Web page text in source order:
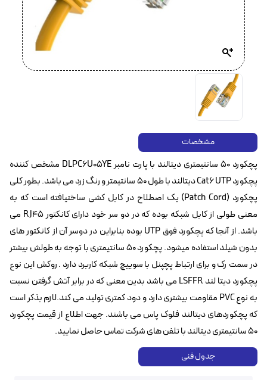
مشخصات
پچکورد 50 سانتیمتری دیتالند با پارت نامبر DLPC6U05YE مشخص کننده
پچکورد Cat6 UTP‌ دیتالند با طول 50 سانتیمتر و رنگ زرد می باشد. بطور کلی
پچکورد (Patch Cord) یک اصطلاح در کابل کشی ساختیافته است که به
معنی طولی از کابل شبکه بوده که در دو سر خود دارای کانکتور RJ45 می
باشد. از آنجا که پچکورد فوق UTP بوده بنابراین در دوسر آن از کانکتور های
بدون شیلد استفاده میشود. پچکورد 50 سانتیمتری با توجه به طولش بیشتر
در سمت رک و برای ارتباط پچپنل با سوییچ شبکه کاربرد دارد . روکش این نوع
پچکورد دیتا لند LSFFR می باشد بدین معنی که در برابر آتش گرفتن نسبت
به نوع PVC مقاومت بیشتری دارد و دود کمتری تولید می کند.لازم بذکر است
که پچکوردهای دیتالند فلوک پاس می باشند. جهت اطلاع از قیمت پچکورد
50 سانتیمتری دیتالند با تلفن های شرکت تماس حاصل نمایید.
جدول فنی